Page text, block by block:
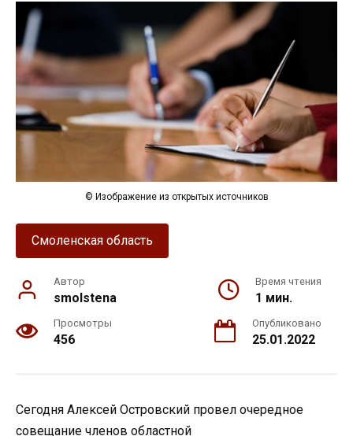
© Изображение из открытых источников
Смоленская область
Автор
smolstena
Время чтения
1 мин.
Просмотры
456
Опубликовано
25.01.2022
Сегодня Алексей Островский провел очередное
совещание членов областной